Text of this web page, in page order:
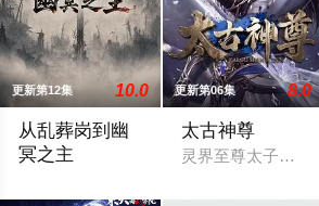
更新第12集 10.0
从乱葬岗到幽
冥之主
更新第06集 8.0
太古神尊
灵界至尊太子惨遭